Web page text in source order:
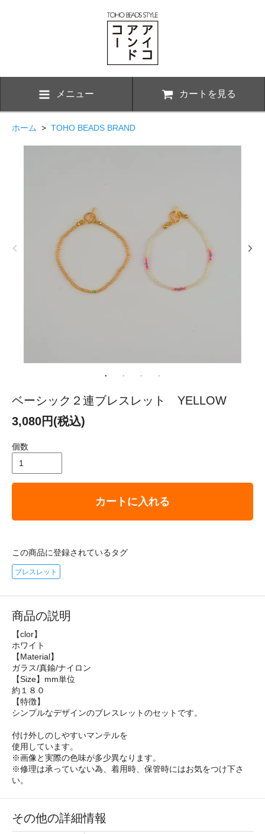
メニュー カートを見る
ホーム > TOHO BEADS BRAND
ベーシック２連ブレスレット YELLOW
3,080円(税込)
個数
カートに入れる
この商品に登録されているタグ
ブレスレット
商品の説明
【clor】
ホワイト
【Material】
ガラス/真鍮/ナイロン
【Size】mm単位
約１８０
【特徴】
シンプルなデザインのブレスレットのセットです。
付け外しのしやすいマンテルを
使用しています。
※画像と実際の色味が多少異なります。
※修理は承っていない為、着用時、保管時にはお気をつけ下さ
い。
その他の詳細情報